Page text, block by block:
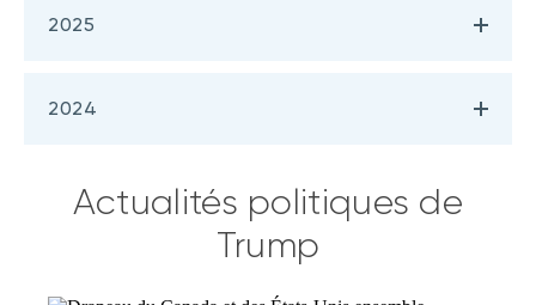
2025
2024
Actualités politiques de
Trump